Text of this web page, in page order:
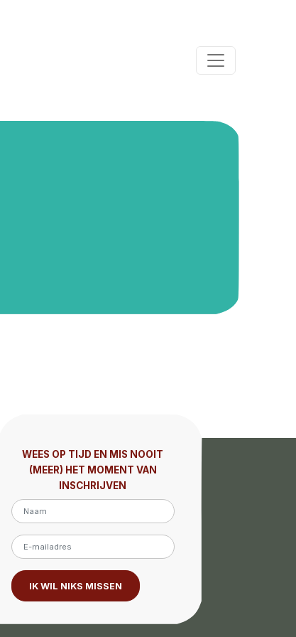
WEES OP TIJD EN MIS NOOIT
(MEER) HET MOMENT VAN
INSCHRIJVEN
IK WIL NIKS MISSEN